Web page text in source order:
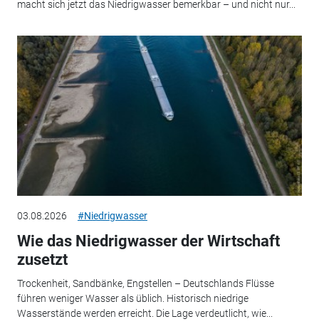
macht sich jetzt das Niedrigwasser bemerkbar – und nicht nur...
03.08.2026 #Niedrigwasser
Wie das Niedrigwasser der Wirtschaft
zusetzt
Trockenheit, Sandbänke, Engstellen – Deutschlands Flüsse
führen weniger Wasser als üblich. Historisch niedrige
Wasserstände werden erreicht. Die Lage verdeutlicht, wie...